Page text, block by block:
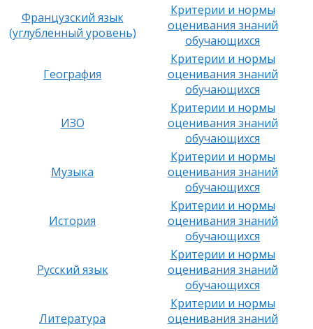
Французский язык
(углубленный уровень)
Критерии и нормы
оценивания знаний
обучающихся
География
Критерии и нормы
оценивания знаний
обучающихся
ИЗО
Критерии и нормы
оценивания знаний
обучающихся
Музыка
Критерии и нормы
оценивания знаний
обучающихся
История
Критерии и нормы
оценивания знаний
обучающихся
Русский язык
Критерии и нормы
оценивания знаний
обучающихся
Литература
Критерии и нормы
оценивания знаний